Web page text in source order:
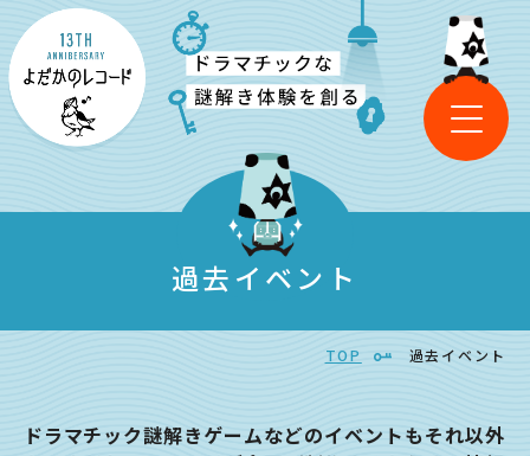
過去イベント
TOP 過去イベント
ドラマチック謎解きゲームなどのイベントもそれ以外